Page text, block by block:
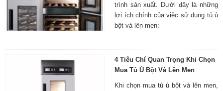
trình sản xuất. Dưới đây là những
lợi ích chính của việc sử dụng tủ ủ
bột và lên men:
4 Tiêu Chí Quan Trọng Khi Chọn
Mua Tủ Ủ Bột Và Lên Men
Khi chọn mua tủ ủ bột và lên men,